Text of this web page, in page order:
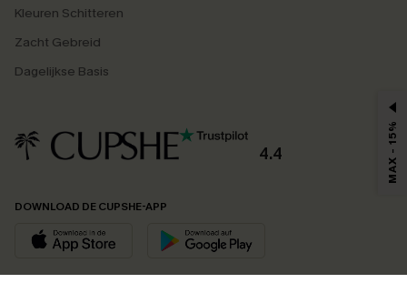
Kleuren Schitteren
Zacht Gebreid
Dagelijkse Basis
4.4
DOWNLOAD DE CUPSHE-APP
MAX - 15%